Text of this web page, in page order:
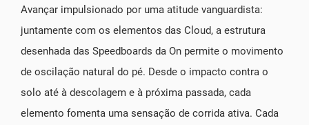
Avançar impulsionado por uma atitude vanguardista:
juntamente com os elementos das Cloud, a estrutura
desenhada das Speedboards da On permite o movimento
de oscilação natural do pé. Desde o impacto contra o
solo até à descolagem e à próxima passada, cada
elemento fomenta uma sensação de corrida ativa. Cada